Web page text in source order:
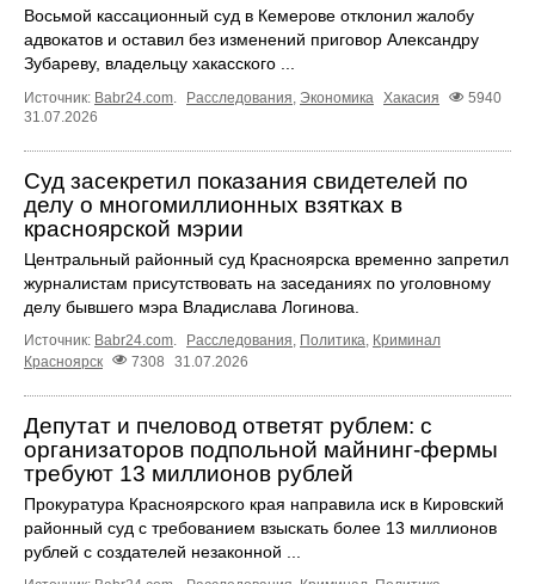
Восьмой кассационный суд в Кемерове отклонил жалобу
адвокатов и оставил без изменений приговор Александру
Зубареву, владельцу хакасского ...
Источник: Babr24.com. Расследования, Экономика Хакасия
5940
31.07.2026
Суд засекретил показания свидетелей по
делу о многомиллионных взятках в
красноярской мэрии
Центральный районный суд Красноярска временно запретил
журналистам присутствовать на заседаниях по уголовному
делу бывшего мэра Владислава Логинова.
Источник: Babr24.com. Расследования, Политика, Криминал
Красноярск
7308 31.07.2026
Депутат и пчеловод ответят рублем: с
организаторов подпольной майнинг-фермы
требуют 13 миллионов рублей
Прокуратура Красноярского края направила иск в Кировский
районный суд с требованием взыскать более 13 миллионов
рублей с создателей незаконной ...